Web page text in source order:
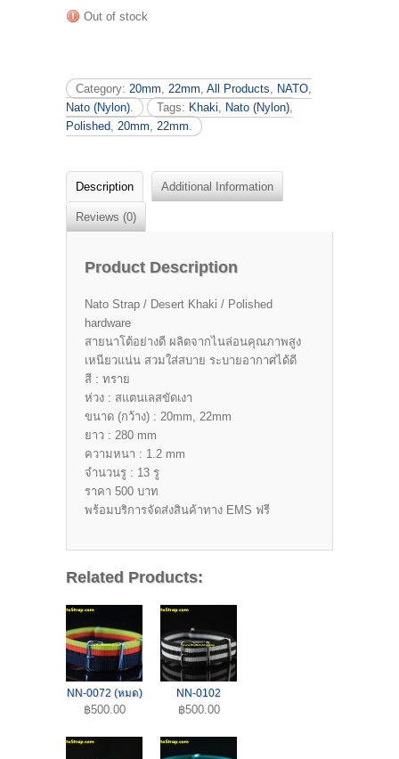
Out of stock
Category: 20mm 22mm All Products NATO
Nato (Nylon)
Tags: Khaki Nato (Nylon)
Polished
20mm 22mm
Description Additional Information
Reviews (0)
Product Description
Nato Strap / Desert Khaki / Polished
hardware
สายนาโต้อย่างดี ผลิตจากไนล่อนคุณภาพสูง
เหนียวแน่น สวมใส่สบาย ระบายอากาศได้ดี
สี : ทราย
ห่วง : สแตนเลสขัดเงา
ขนาด (กว้าง) : 20mm, 22mm
ยาว : 280 mm
ความหนา : 1.2 mm
จำนวนรู : 13 รู
ราคา 500 บาท
พร้อมบริการจัดส่งสินค้าทาง EMS ฟรี
Related Products:
NN-0072 (หมด)
฿500.00
NN-0102
฿500.00